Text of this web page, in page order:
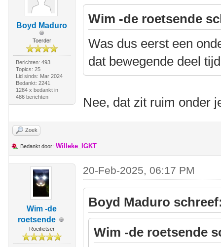
Boyd Maduro
Toerder
Berichten: 493
Topics: 25
Lid sinds: Mar 2024
Bedankt: 2241
1284 x bedankt in
486 berichten
Wim -de roetsende
Was dus eerst een
dat bewegende deel
Nee, dat zit ruim onder
Zoek
Bedankt door: Willeke_IGKT
Wim -de
roetsende
Roeifietser
20-Feb-2025, 06:17 PM
Boyd Maduro
Wim -de roetsende